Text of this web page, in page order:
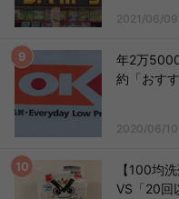
2021/06/09
年2万
約「おす
2020/06/10
【100均
VS「20回